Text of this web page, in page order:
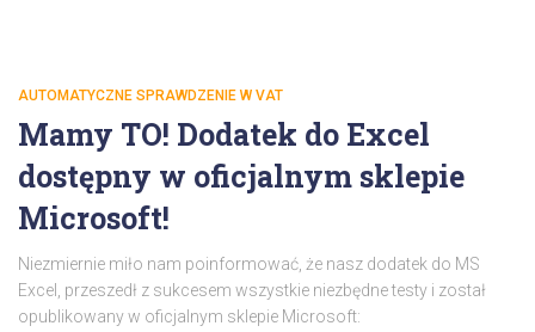
AUTOMATYCZNE SPRAWDZENIE W VAT
Mamy TO! Dodatek do Excel
dostępny w oficjalnym sklepie
Microsoft!
Niezmiernie miło nam poinformować, że nasz dodatek do MS
Excel, przeszedł z sukcesem wszystkie niezbędne testy i został
opublikowany w oficjalnym sklepie Microsoft: